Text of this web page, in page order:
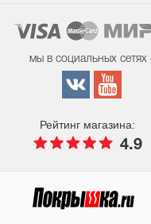
мы в социальных сетях
Рейтинг магазина:
4.9